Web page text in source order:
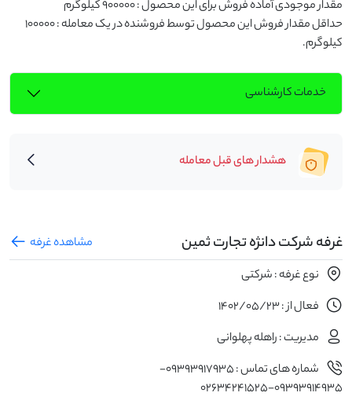
کیلوگرم.
خدمات کارشناسی
هشدار های قبل معامله
غرفه شرکت دانژه تجارت ثمین
مشاهده غرفه
نوع غرفه : شرکتی
فعال از : 1402/05/23
مدیریت : راهله پهلوانی
شماره های تماس : 09393917935-
09393914935-02634241525